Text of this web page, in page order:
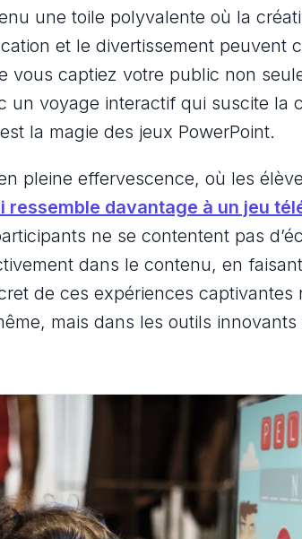
une toile polyvalente où la
et le divertissement peuvent
vous captiez votre public non
un voyage interactif qui suscite la
la magie des jeux PowerPoint.
pleine effervescence, où les
ressemble davantage à un jeu
ne se contentent pas
dans le contenu, en
de ces expériences captivantes
mais dans les outils